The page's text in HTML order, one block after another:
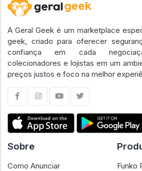
A Geral Geek é um marketplace
geek, criado para oferecer
confiança em cada
colecionadores e lojistas em um
preços justos e foco na melhor
Sobre
Como Anunciar
Funko